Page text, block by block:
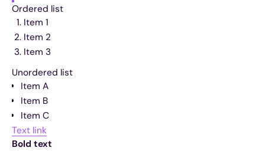
Ordered list
Item 1
Item 2
Item 3
Unordered list
Item A
Item B
Item C
Text link
Bold text